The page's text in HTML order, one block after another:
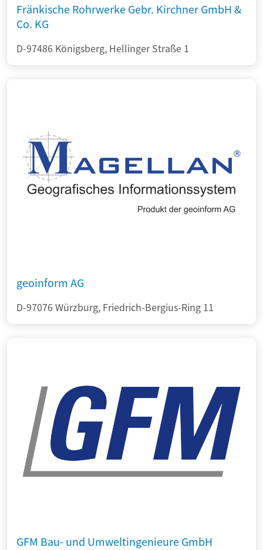
Fränkische Rohrwerke Gebr. Kirchner GmbH &
Co. KG
D-97486 Königsberg, Hellinger Straße 1
geoinform AG
D-97076 Würzburg, Friedrich-Bergius-Ring 11
GFM Bau- und Umweltingenieure GmbH